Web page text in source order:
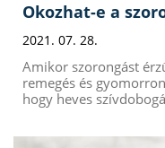
Okozhat-e a
2021. 07. 28.
Amikor szorongást
remegés és
hogy heves